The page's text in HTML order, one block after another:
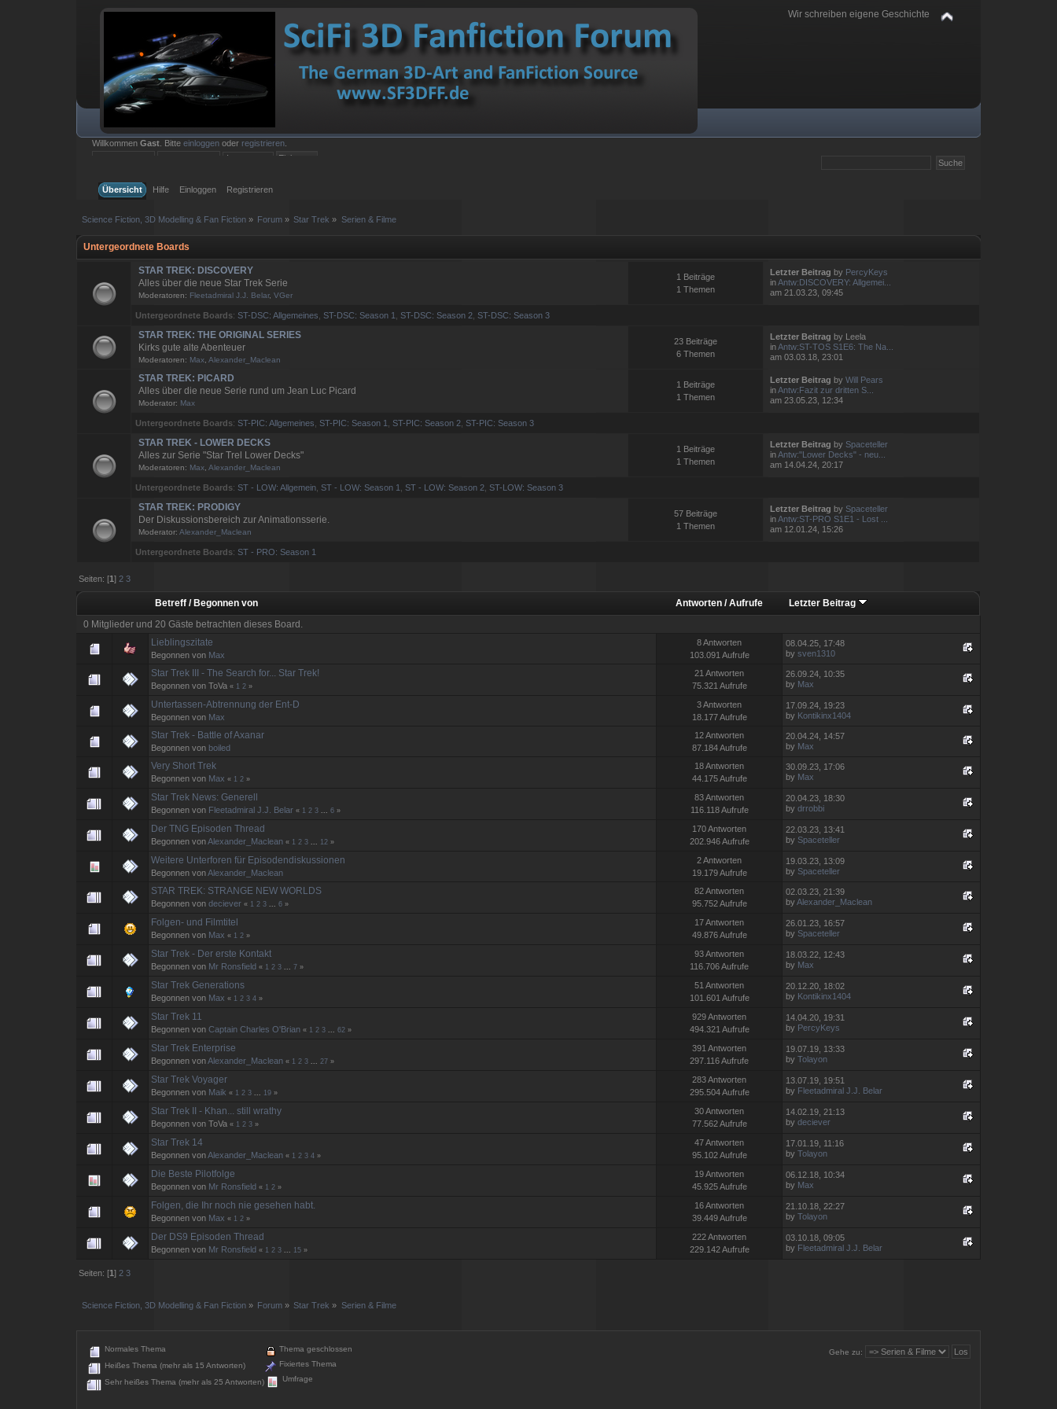
Wir schreiben eigene Geschichte
WillkommenGast . Bitteeinloggen oder registrieren
Übersicht
Hilfe Einloggen Registrieren
Science Fiction, 3D Modelling & Fan Fiction» Forum » Star Trek » Serien & Filme
Untergeordnete Boards
STAR TREK: DISCOVERY
Alles über die neue Star Trek Serie
Moderatoren: Fleetadmiral J.J. Belar,VGer
1 Beiträge
1 Themen
Letzter Beitrag by PercyKeys
inAntw:DISCOVERY: Allgemei...
am 21.03.23, 09:45
Untergeordnete Boards:ST-DSC: Allgemeines ,ST-DSC: Season 1 ,ST-DSC: Season 2 ,ST-DSC: Season 3
STAR TREK: THE ORIGINAL SERIES
Kirks gute alte Abenteuer
Moderatoren: Max,Alexander_Maclean
23 Beiträge
6 Themen
Letzter Beitrag by Leela
inAntw:ST-TOS S1E6: The Na...
am 03.03.18, 23:01
STAR TREK: PICARD
Alles über die neue Serie rund um Jean Luc Picard
Moderator: Max
1 Beiträge
1 Themen
Letzter Beitrag by Will Pears
inAntw:Fazit zur dritten S...
am 23.05.23, 12:34
Untergeordnete Boards:ST-PIC: Allgemeines ,ST-PIC: Season 1 ,ST-PIC: Season 2 ,ST-PIC: Season 3
STAR TREK - LOWER DECKS
Alles zur Serie "Star Trel Lower Decks"
Moderatoren: Max,Alexander_Maclean
1 Beiträge
1 Themen
Letzter Beitrag by Spaceteller
inAntw:"Lower Decks" - neu...
am 14.04.24, 20:17
Untergeordnete Boards:ST - LOW: Allgemein ,ST - LOW: Season 1 ,ST - LOW: Season 2 ,ST-LOW: Season 3
STAR TREK: PRODIGY
Der Diskussionsbereich zur Animationsserie.
Moderator:Alexander_Maclean
57 Beiträge
1 Themen
Letzter Beitrag by Spaceteller
inAntw:ST-PRO S1E1 - Lost ...
am 12.01.24, 15:26
Untergeordnete Boards:ST - PRO: Season 1
Seiten: [1] 2 3
Betreff/Begonnen von Antworten/Aufrufe
Letzter Beitrag
0 Mitglieder und 20 Gäste betrachten dieses Board.
Lieblingszitate
Begonnen von Max
8 Antworten
103.091 Aufrufe
08.04.25, 17:48
bysven1310
Star Trek III - The Search for... Star Trek!
Begonnen von ToVa« 1 2 »
21 Antworten
75.321 Aufrufe
26.09.24, 10:35
by Max
Untertassen-Abtrennung der Ent-D
Begonnen von Max
3 Antworten
18.177 Aufrufe
17.09.24, 19:23
by Kontikinx1404
Star Trek - Battle of Axanar
Begonnen von boiled
12 Antworten
87.184 Aufrufe
20.04.24, 14:57
by Max
Very Short Trek
Begonnen von Max « 1 2 »
18 Antworten
44.175 Aufrufe
30.09.23, 17:06
by Max
Star Trek News: Generell
Begonnen von Fleetadmiral J.J. Belar « 1 2 3 ...6 »
83 Antworten
116.118 Aufrufe
20.04.23, 18:30
bydrrobbi
Der TNG Episoden Thread
Begonnen vonAlexander_Maclean « 1 2 3 12 »
170 Antworten
202.946 Aufrufe
22.03.23, 13:41
bySpaceteller
Weitere Unterforen für Episodendiskussionen
Begonnen vonAlexander_Maclean
2 Antworten
19.179 Aufrufe
19.03.23, 13:09
bySpaceteller
STAR TREK: STRANGE NEW WORLDS
Begonnen vondeciever « 1 2 3 ...6 »
82 Antworten
95.752 Aufrufe
02.03.23, 21:39
byAlexander_Maclean
Folgen- und Filmtitel
Begonnen von Max « 1 2 »
17 Antworten
49.876 Aufrufe
26.01.23, 16:57
bySpaceteller
Star Trek - Der erste Kontakt
Begonnen von Mr Ronsfield « 1 2 3 ...7 »
93 Antworten
116.706 Aufrufe
18.03.22, 12:43
by Max
Star Trek Generations
Begonnen von Max « 1 2 3 4 »
51 Antworten
101.601 Aufrufe
20.12.20, 18:02
by Kontikinx1404
Star Trek 11
Begonnen vonCaptain Charles O'Brian « 1 2 3 ...62 »
929 Antworten
494.321 Aufrufe
14.04.20, 19:31
by PercyKeys
Star Trek Enterprise
Begonnen vonAlexander_Maclean « 1 2 3 27 »
391 Antworten
297.116 Aufrufe
19.07.19, 13:33
byTolayon
Star Trek Voyager
Begonnen von Maik « 1 2 3 19 »
283 Antworten
295.504 Aufrufe
13.07.19, 19:51
by Fleetadmiral J.J. Belar
Star Trek II - Khan... still wrathy
Begonnen von ToVa« 1 2 3 »
30 Antworten
77.562 Aufrufe
14.02.19, 21:13
bydeciever
Star Trek 14
Begonnen vonAlexander_Maclean « 1 2 3 4 »
47 Antworten
95.102 Aufrufe
17.01.19, 11:16
byTolayon
Die Beste Pilotfolge
Begonnen von Mr Ronsfield « 1 2 »
19 Antworten
45.925 Aufrufe
06.12.18, 10:34
by Max
Folgen, die Ihr noch nie gesehen habt.
Begonnen von Max « 1 2 »
16 Antworten
39.449 Aufrufe
21.10.18, 22:27
byTolayon
Der DS9 Episoden Thread
Begonnen von Mr Ronsfield « 1 2 3 15 »
222 Antworten
229.142 Aufrufe
03.10.18, 09:05
by Fleetadmiral J.J. Belar
Seiten: [1] 2 3
Science Fiction, 3D Modelling & Fan Fiction» Forum » Star Trek » Serien & Filme
Gehe zu:
Normales Thema
Heißes Thema (mehr als 15 Antworten)
Sehr heißes Thema (mehr als 25 Antworten)
Thema geschlossen
Fixiertes Thema
Umfrage